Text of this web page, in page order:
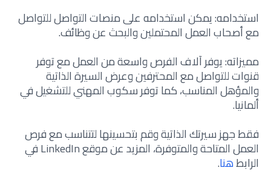
استخدامه: يمكن استخدامه على منصات التواصل للتواصل
مع أصحاب العمل المحتملين والبحث عن وظائف.
مميزاته: يوفر آلاف الفرص واسعة من العمل مع توفر
قنوات للتواصل مع المحترفين وعرض السيرة الذاتية
والمؤهل المناسب، كما توفر سكوب المهني للتشغيل في
ألمانيا.
فقط جهز سيرتك الذاتية وقم بتحسينها لتتناسب مع فرص
العمل المتاحة والمتوفرة، المزيد عن موقع LinkedIn في
الرابطهنا.